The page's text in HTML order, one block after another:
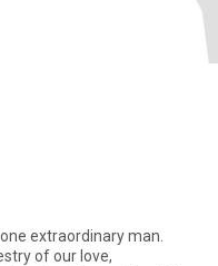
extraordinary man.
of our love,